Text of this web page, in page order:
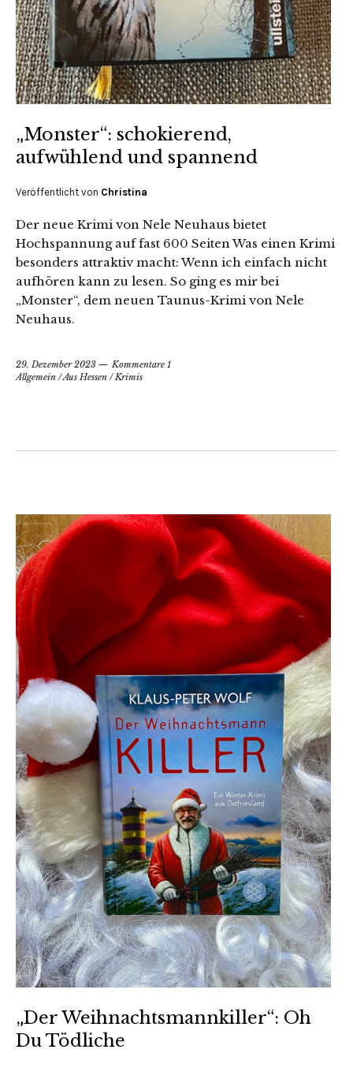
„Monster“: schokierend,
aufwühlend und spannend
Veröffentlicht von Christina
Der neue Krimi von Nele Neuhaus bietet
Hochspannung auf fast 600 Seiten Was einen Krimi
besonders attraktiv macht: Wenn ich einfach nicht
aufhören kann zu lesen. So ging es mir bei
„Monster“, dem neuen Taunus-Krimi von Nele
Neuhaus.
29. Dezember 2023
Kommentare 1
Allgemein /Aus Hessen /Krimis
„Der Weihnachtsmannkiller“: Oh
Du Tödliche